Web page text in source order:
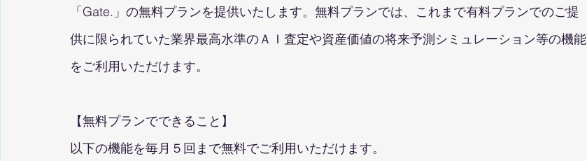
「Gate.」の無料プランを提供いたします。無料プランでは、これまで有料プランでのご提
供に限られていた業界最高水準のＡＩ査定や資産価値の将来予測シミュレーション等の機能
をご利用いただけます。
【無料プランでできること】
以下の機能を毎月５回まで無料でご利用いただけます。